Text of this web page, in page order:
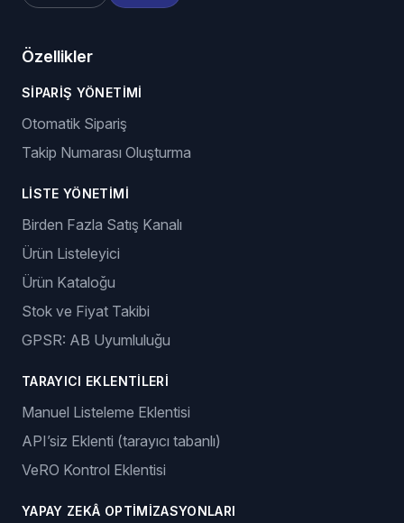
Özellikler
SIPARIŞ YÖNETIMI
Otomatik Sipariş
Takip Numarası Oluşturma
LISTE YÖNETIMI
Birden Fazla Satış Kanalı
Ürün Listeleyici
Ürün Kataloğu
Stok ve Fiyat Takibi
GPSR: AB Uyumluluğu
TARAYICI EKLENTILERI
Manuel Listeleme Eklentisi
API’siz Eklenti (tarayıcı tabanlı)
VeRO Kontrol Eklentisi
YAPAY ZEKÂ OPTIMIZASYONLARI